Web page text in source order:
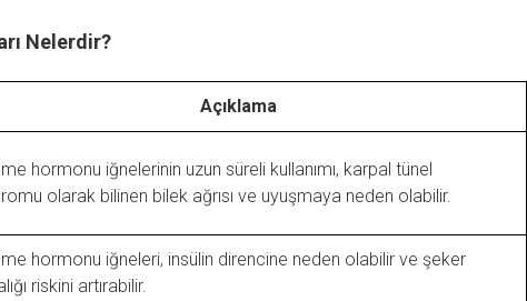
Nelerdir?
Açıklama
hormonu iğnelerinin uzun süreli kullanımı, karpal tünel
olarak bilinen bilek ağrısı ve uyuşmaya neden olabilir.
hormonu iğneleri, insülin direncine neden olabilir ve şeker
riskini artırabilir.